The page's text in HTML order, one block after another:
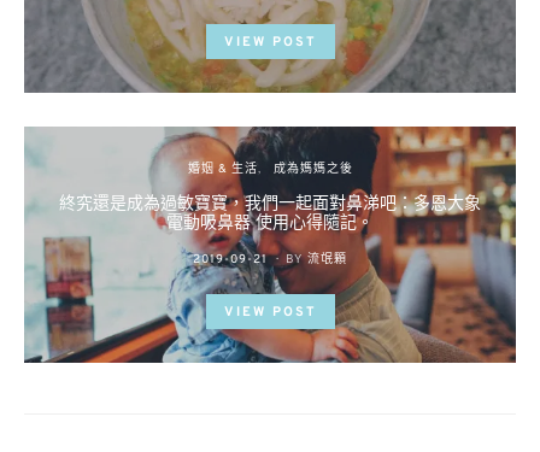
VIEW POST
婚姻 & 生活 成為媽媽之後
終究還是成為過敏寶寶，我們一起面對鼻涕吧：多恩大象
電動吸鼻器 使用心得隨記。
POSTED
ON
2019-09-21 BY 流氓顆
VIEW POST